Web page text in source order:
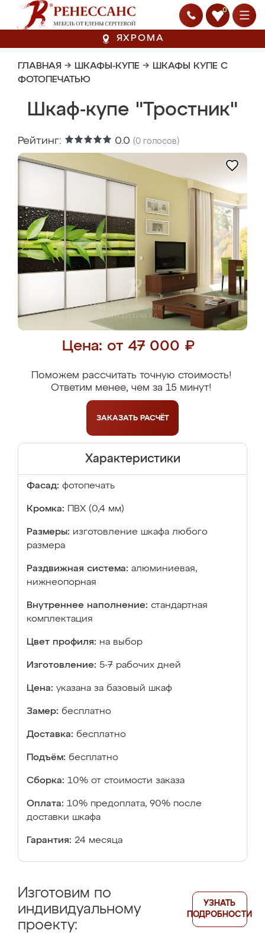
0
ЯХРОМА
ГЛАВНАЯ → ШКАФЫ-КУПЕ → ШКАФЫ КУПЕ С
ФОТОПЕЧАТЬЮ
Шкаф-купе "Тростник"
Рейтинг: 0.0 (0 голосов)
Цена: от 47 000 ₽
Поможем рассчитать точную стоимость!
Ответим менее, чем за 15 минут!
ЗАКАЗАТЬ РАСЧЁТ
Характеристики
Фасад: фотопечать
Кромка: ПВХ (0,4 мм)
Размеры: изготовление шкафа любого
размера
Раздвижная система: алюминиевая,
нижнеопорная
Внутреннее наполнение: стандартная
комплектация
Цвет профиля: на выбор
Изготовление: 5-7 рабочих дней
Цена: указана за базовый шкаф
Замер: бесплатно
Доставка: бесплатно
Подъём: бесплатно
Сборка: 10% от стоимости заказа
Оплата: 10% предоплата, 90% после
доставки шкафа
Гарантия: 24 месяца
Изготовим по
индивидуальному
проекту:
УЗНАТЬ
ПОДРОБНОСТИ